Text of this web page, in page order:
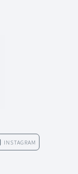
INSTAGRAM